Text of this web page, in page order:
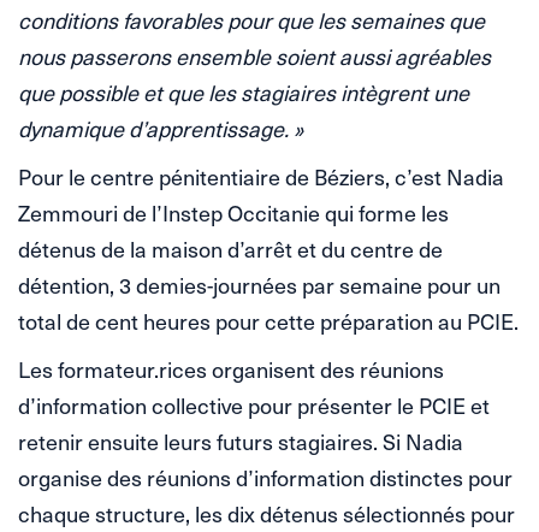
conditions favorables pour que les semaines que
nous passerons ensemble soient aussi agréables
que possible et que les stagiaires intègrent une
dynamique d’apprentissage. »
Pour le centre pénitentiaire de Béziers, c’est Nadia
Zemmouri de l’Instep Occitanie qui forme les
détenus de la maison d’arrêt et du centre de
détention, 3 demies-journées par semaine pour un
total de cent heures pour cette préparation au PCIE.
Les formateur.rices organisent des réunions
d’information collective pour présenter le PCIE et
retenir ensuite leurs futurs stagiaires. Si Nadia
organise des réunions d’information distinctes pour
chaque structure, les dix détenus sélectionnés pour